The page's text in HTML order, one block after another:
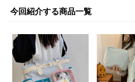
今回紹介する商品一覧